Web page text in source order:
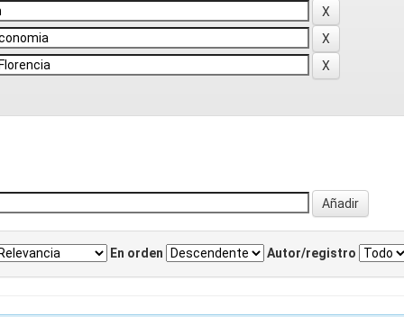
En orden Autor/registro